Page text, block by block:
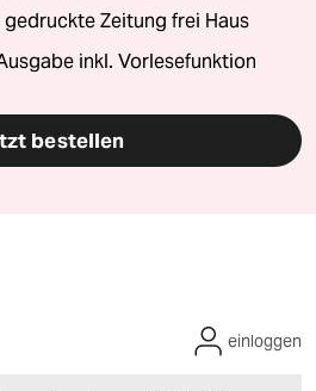
Zeitung frei Haus
inkl. Vorlesefunktion
bestellen
einloggen